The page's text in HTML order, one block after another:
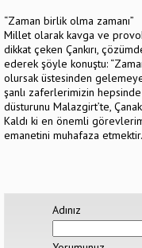
“Zaman birlik olma zamanı”
Millet olarak kavga ve
dikkat çeken Çankırı,
ederek şöyle konuştu:
olursak üstesinden
şanlı zaferlerimizin hepsinde
düsturunu Malazgirt’te,
Kaldı ki en önemli
emanetini muhafaza
Adınız